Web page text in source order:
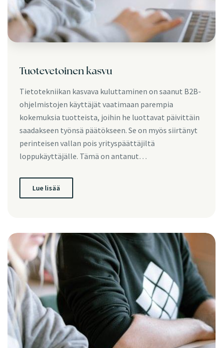
Tuotevetoinen kasvu
Tietotekniikan kasvava kuluttaminen on saanut B2B-
ohjelmistojen käyttäjät vaatimaan parempia
kokemuksia tuotteista, joihin he luottavat päivittäin
saadakseen työnsä päätökseen. Se on myös siirtänyt
perinteisen vallan pois yrityspäättäjiltä
loppukäyttäjälle. Tämä on antanut…
Lue lisää